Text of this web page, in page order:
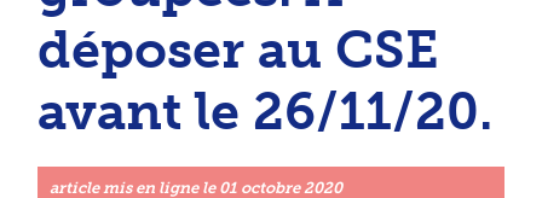
déposer au CSE
avant le 26/11/20.
article mis en ligne le 01 octobre 2020